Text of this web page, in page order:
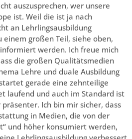
auszusprechen, wer unsere
ist. Weil die ist ja nach
an Lehrlingsausbildung
einem großen Teil, siehe oben,
werden. Ich freue mich
die großen Qualitätsmedien
Lehre und duale Ausbildung
gerade eine zehnteilige
laufend und auch im Standard ist
Ich bin mir sicher, dass
in Medien, die von der
und höher konsumiert werden,